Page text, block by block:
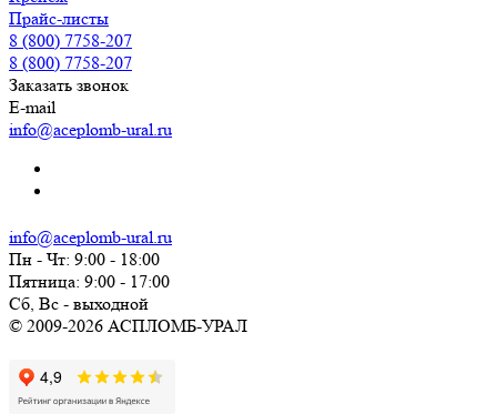
Прайс-листы
8 (800) 7758-207
8 (800) 7758-207
Заказать звонок
E-mail
info@aceplomb-ural.ru
info@aceplomb-ural.ru
Пн - Чт: 9:00 - 18:00
Пятница: 9:00 - 17:00
Сб, Вc - выходной
© 2009-2026 АСПЛОМБ-УРАЛ